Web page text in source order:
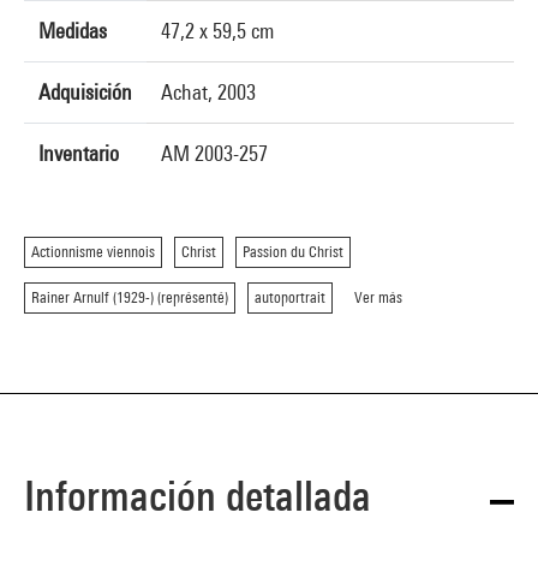
Medidas 47,2 x 59,5 cm
Adquisición Achat, 2003
Inventario AM 2003-257
Actionnisme viennois Christ Passion du Christ
Rainer Arnulf (1929-) (représenté) autoportrait Ver más
Información detallada